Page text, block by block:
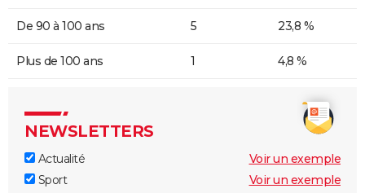
De 90 à 100 ans 5 23,8 %
Plus de 100 ans 1 4,8 %
NEWSLETTERS
Actualité
Voir un exemple
Sport
Voir un exemple